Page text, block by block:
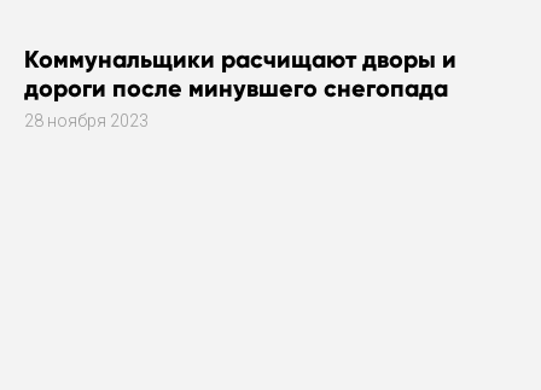
Коммунальщики расчищают дворы и
дороги после минувшего снегопада
28 ноября 2023